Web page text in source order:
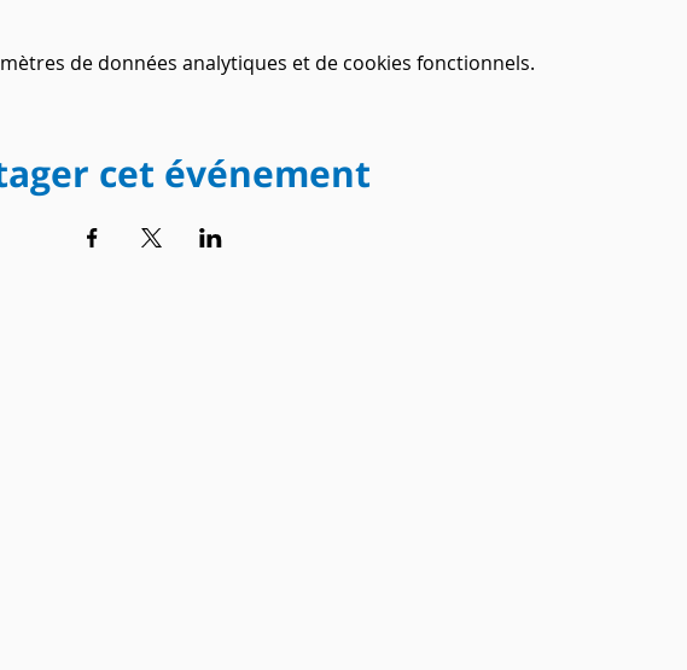
de données analytiques et de cookies fonctionnels.
cet événement